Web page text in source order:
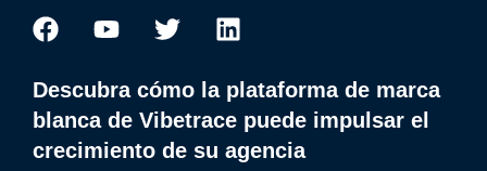
Descubra cómo la plataforma de marca
blanca de Vibetrace puede impulsar el
crecimiento de su agencia